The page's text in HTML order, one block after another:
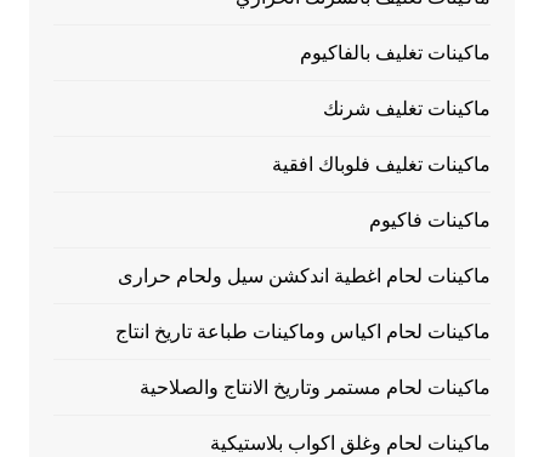
ماكينات تغليف بالفاكيوم
ماكينات تغليف شرنك
ماكينات تغليف فلوباك افقية
ماكينات فاكيوم
ماكينات لحام اغطية اندكشن سيل ولحام حرارى
ماكينات لحام اكياس وماكينات طباعة تاريخ انتاج
ماكينات لحام مستمر وتاريخ الانتاج والصلاحية
ماكينات لحام وغلق اكواب بلاستيكية